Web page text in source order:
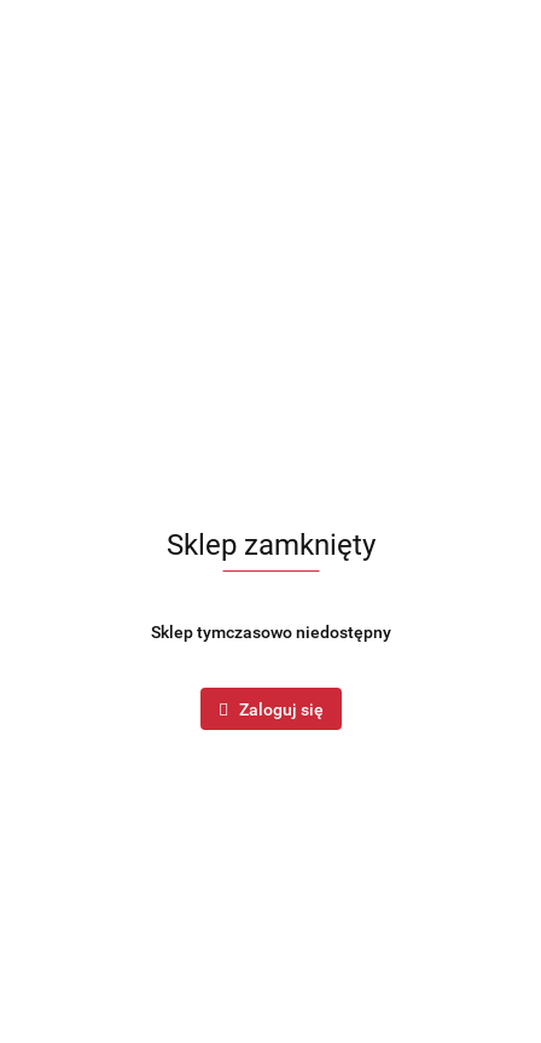
Sklep zamknięty
Sklep tymczasowo niedostępny
Zaloguj się